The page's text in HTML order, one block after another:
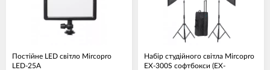
Постійне LED світло Mircopro
LED-25A
Набір студійного світла Mircopro
EX-300S софтбокси (EX-